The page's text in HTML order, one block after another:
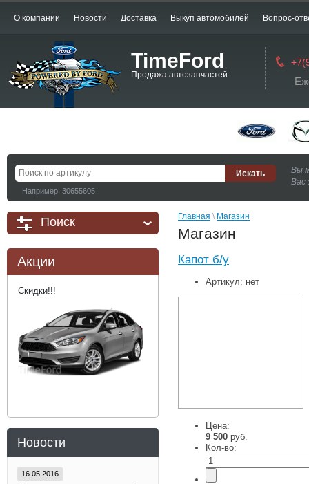
О компании Новости Доставка Выкуп автомобилей Вопрос-
TimeFord
Продажа автозапчастей
Например: 30655605
Вы
Вас
Поиск
Акции
Скидки!!!
Новости
16.05.2016
Главная \ Магазин
Магазин
Капот б/у
Артикул: нет
Цена:
9 500 руб.
Кол-во: